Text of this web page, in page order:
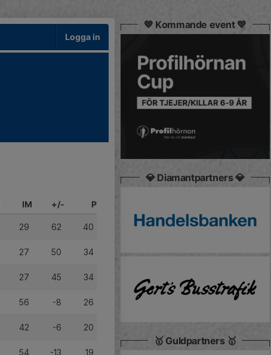
Logga in
IM +/- P
29 62 40
27 50 34
27 45 34
56 -8 26
42 -6 20
54 -13 19
💙 Kommande event 💙
💎 Diamantpartners 💎
🥇 Guldpartners 🥇